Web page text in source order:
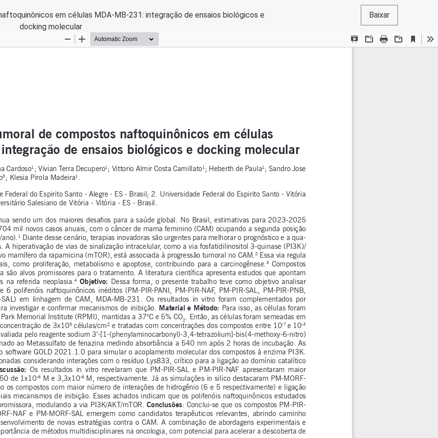
em células MDA-MB-231: integração de ensaios biológicos e
docking molecular
Baixar